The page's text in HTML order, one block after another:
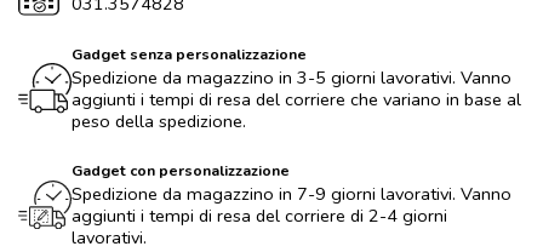
Gadget senza personalizzazione
Spedizione da magazzino in 3-5 giorni lavorativi. Vanno
aggiunti i tempi di resa del corriere che variano in base al
peso della spedizione.
Gadget con personalizzazione
Spedizione da magazzino in 7-9 giorni lavorativi. Vanno
aggiunti i tempi di resa del corriere di 2-4 giorni
lavorativi.